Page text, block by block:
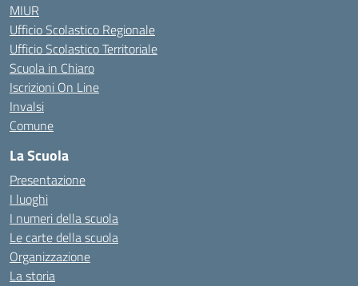
MIUR
Ufficio Scolastico Regionale
Ufficio Scolastico Territoriale
Scuola in Chiaro
Iscrizioni On Line
Invalsi
Comune
La Scuola
Presentazione
I luoghi
I numeri della scuola
Le carte della scuola
Organizzazione
La storia